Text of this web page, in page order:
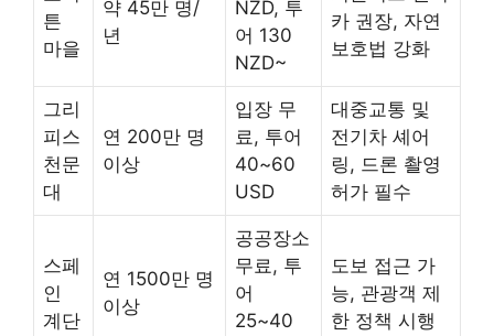
튼
마을
약 45만 명/
년
NZD, 투
어 130
NZD~
카 권장, 자연
보호법 강화
그리
피스
천문
대
연 200만 명
이상
입장 무
료, 투어
40~60
USD
대중교통 및
전기차 셰어
링, 드론 촬영
허가 필수
스페
인
계단
연 1500만 명
이상
공공장소
무료, 투
어
25~40
도보 접근 가
능, 관광객 제
한 정책 시행